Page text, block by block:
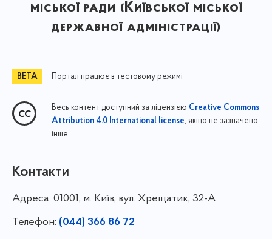
міської ради (Київської міської
державної адміністрації)
Портал працює в тестовому режимі
Весь контент доступний за ліцензією Creative Commons
Attribution 4.0 International license, якщо не зазначено
інше
Контакти
Адреса: 01001, м. Київ, вул. Хрещатик, 32-А
Телефон: (044) 366 86 72